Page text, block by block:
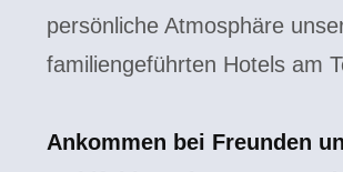
persönliche Atmosphäre
familiengeführten Hotels am
Ankommen bei Freunden